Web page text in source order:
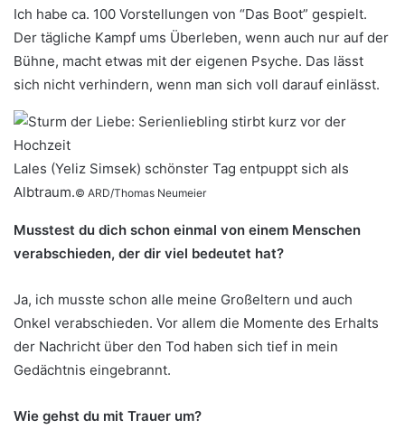
Ich habe ca. 100 Vorstellungen von “Das Boot” gespielt.
Der tägliche Kampf ums Überleben, wenn auch nur auf der
Bühne, macht etwas mit der eigenen Psyche. Das lässt
sich nicht verhindern, wenn man sich voll darauf einlässt.
Lales (Yeliz Simsek) schönster Tag entpuppt sich als
Albtraum.© ARD/Thomas Neumeier
Musstest du dich schon einmal von einem Menschen
verabschieden, der dir viel bedeutet hat?
Ja, ich musste schon alle meine Großeltern und auch
Onkel verabschieden. Vor allem die Momente des Erhalts
der Nachricht über den Tod haben sich tief in mein
Gedächtnis eingebrannt.
Wie gehst du mit Trauer um?